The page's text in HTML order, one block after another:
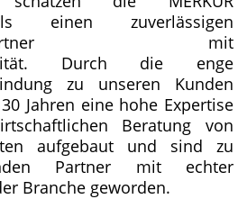
einen zuverlässigen
mit
Durch die enge
zu unseren Kunden
Jahren eine hohe Expertise
Beratung von
aufgebaut und sind zu
Partner mit echter
Branche geworden.